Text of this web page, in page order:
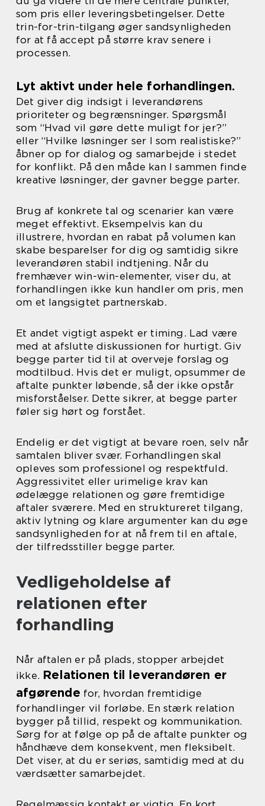
som pris eller leveringsbetingelser. Dette
trin-for-trin-tilgang øger sandsynligheden
for at få accept på større krav senere i
processen.
Lyt aktivt under hele forhandlingen.
Det giver dig indsigt i leverandørens
prioriteter og begrænsninger. Spørgsmål
som “Hvad vil gøre dette muligt for jer?”
eller “Hvilke løsninger ser I som realistiske?”
åbner op for dialog og samarbejde i stedet
for konflikt. På den måde kan I sammen finde
kreative løsninger, der gavner begge parter.
Brug af konkrete tal og scenarier kan være
meget effektivt. Eksempelvis kan du
illustrere, hvordan en rabat på volumen kan
skabe besparelser for dig og samtidig sikre
leverandøren stabil indtjening. Når du
fremhæver win-win-elementer, viser du, at
forhandlingen ikke kun handler om pris, men
om et langsigtet partnerskab.
Et andet vigtigt aspekt er timing. Lad være
med at afslutte diskussionen for hurtigt. Giv
begge parter tid til at overveje forslag og
modtilbud. Hvis det er muligt, opsummer de
aftalte punkter løbende, så der ikke opstår
misforståelser. Dette sikrer, at begge parter
føler sig hørt og forstået.
Endelig er det vigtigt at bevare roen, selv når
samtalen bliver svær. Forhandlingen skal
opleves som professionel og respektfuld.
Aggressivitet eller urimelige krav kan
ødelægge relationen og gøre fremtidige
aftaler sværere. Med en struktureret tilgang,
aktiv lytning og klare argumenter kan du øge
sandsynligheden for at nå frem til en aftale,
der tilfredsstiller begge parter.
Vedligeholdelse af
relationen efter
forhandling
Når aftalen er på plads, stopper arbejdet
ikke. Relationen til leverandøren er
afgørende for, hvordan fremtidige
forhandlinger vil forløbe. En stærk relation
bygger på tillid, respekt og kommunikation.
Sørg for at følge op på de aftalte punkter og
håndhæve dem konsekvent, men fleksibelt.
Det viser, at du er seriøs, samtidig med at du
værdsætter samarbejdet.